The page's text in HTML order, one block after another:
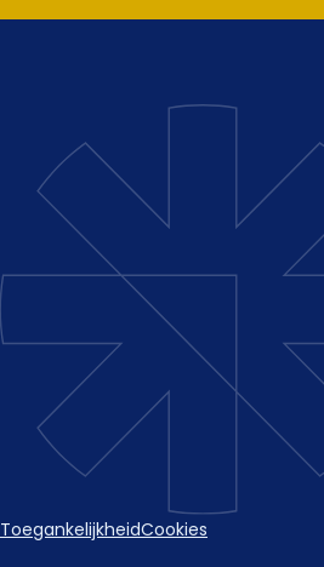
ToegankelijkheidCookies